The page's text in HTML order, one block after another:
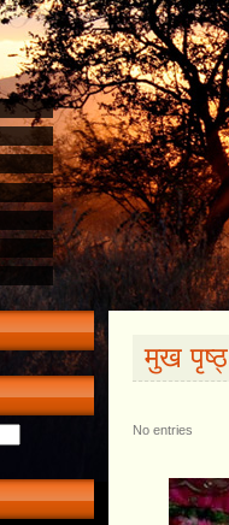
मुख पृष्ठ्‍
No entries